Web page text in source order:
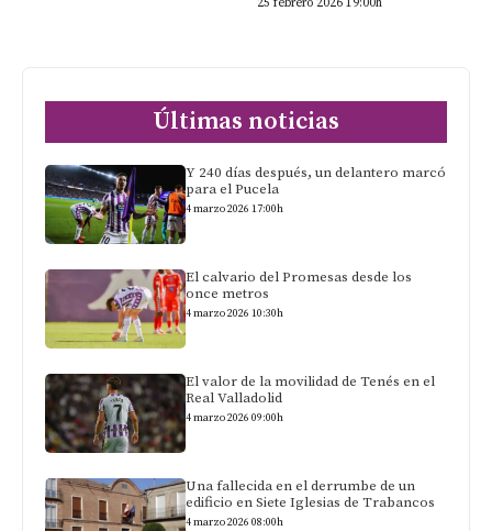
25 febrero 2026 19:00h
Últimas noticias
Y 240 días después, un delantero marcó
para el Pucela
4 marzo 2026 17:00h
El calvario del Promesas desde los
once metros
4 marzo 2026 10:30h
El valor de la movilidad de Tenés en el
Real Valladolid
4 marzo 2026 09:00h
Una fallecida en el derrumbe de un
edificio en Siete Iglesias de Trabancos
4 marzo 2026 08:00h